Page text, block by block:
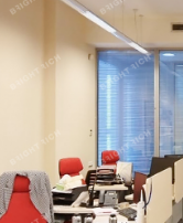
Офисное помещение 1
Район:
Характеристики:
- Реконструкция: Да;
- Арендопригодная
- Код налоговой: 06;
- Размер типового этажа:
- Высота потолков: 2.5 м,
- Наличие лифта: Есть;
- Кол-во мест наземного